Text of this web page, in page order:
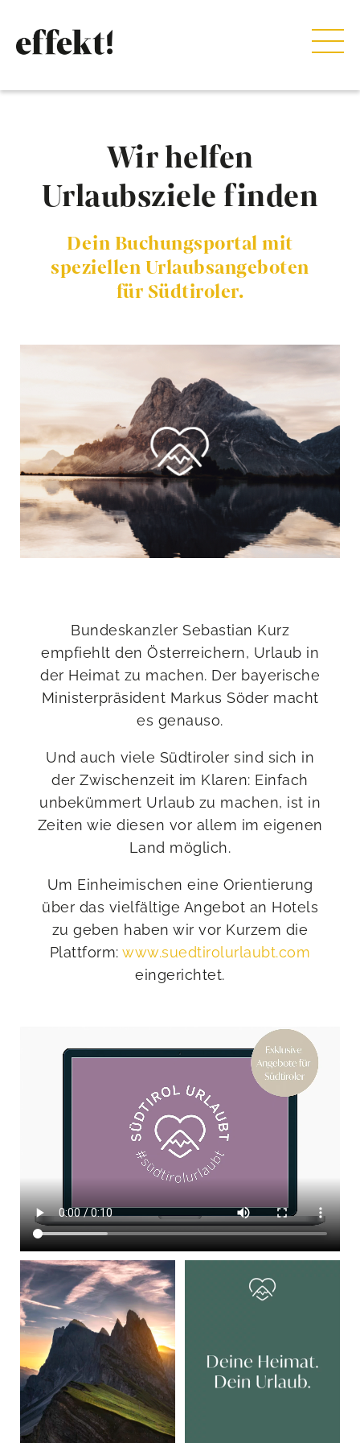
Wir helfen
Urlaubsziele finden
Dein Buchungsportal mit
speziellen Urlaubsangeboten
für Südtiroler.
Bundeskanzler Sebastian Kurz
empfiehlt den Österreichern, Urlaub in
der Heimat zu machen. Der bayerische
Ministerpräsident Markus Söder macht
es genauso.
Und auch viele Südtiroler sind sich in
der Zwischenzeit im Klaren: Einfach
unbekümmert Urlaub zu machen, ist in
Zeiten wie diesen vor allem im eigenen
Land möglich.
Um Einheimischen eine Orientierung
über das vielfältige Angebot an Hotels
zu geben haben wir vor Kurzem die
Plattform:www.suedtirolurlaubt.com
eingerichtet.